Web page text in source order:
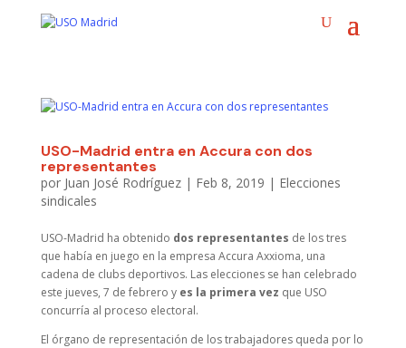
USO-Madrid entra en Accura con dos
representantes
por Juan José Rodríguez| Feb 8, 2019 | Elecciones
sindicales
USO-Madrid ha obtenido dos representantes de los tres
que había en juego en la empresa Accura Axxioma, una
cadena de clubs deportivos. Las elecciones se han celebrado
este jueves, 7 de febrero y es la primera vez que USO
concurría al proceso electoral.
El órgano de representación de los trabajadores queda por lo